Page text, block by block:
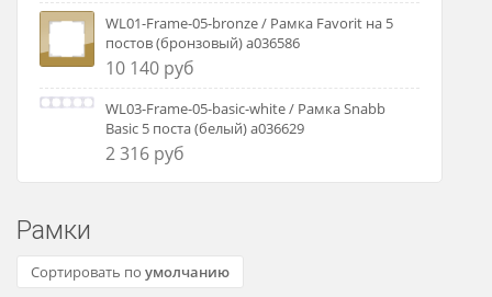
WL01-Frame-05-bronze / Рамка Favorit на 5
постов (бронзовый) a036586
10 140 руб
WL03-Frame-05-basic-white / Рамка Snabb
Basic 5 поста (белый) a036629
2 316 руб
Рамки
Сортировать по умолчанию